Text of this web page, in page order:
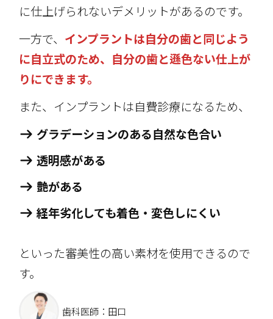
に仕上げられないデメリットがあるのです。
一方で、 インプラントは自分の歯と同じよう
に自立式のため、自分の歯と遜色ない仕上が
りにできます。
また、インプラントは自費診療になるため、
グラデーションのある自然な色合い
透明感がある
艶がある
経年劣化しても着色・変色しにくい
といった審美性の高い素材を使用できるので
す。
歯科医師：田口